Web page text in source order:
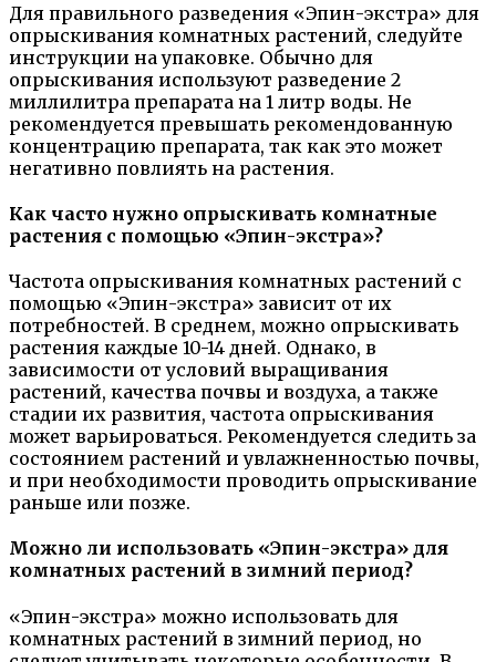
Для правильного разведения «Эпин-экстра» для
опрыскивания комнатных растений, следуйте
инструкции на упаковке. Обычно для
опрыскивания используют разведение 2
миллилитра препарата на 1 литр воды. Не
рекомендуется превышать рекомендованную
концентрацию препарата, так как это может
негативно повлиять на растения.
Как часто нужно опрыскивать комнатные
растения с помощью «Эпин-экстра»?
Частота опрыскивания комнатных растений с
помощью «Эпин-экстра» зависит от их
потребностей. В среднем, можно опрыскивать
растения каждые 10-14 дней. Однако, в
зависимости от условий выращивания
растений, качества почвы и воздуха, а также
стадии их развития, частота опрыскивания
может варьироваться. Рекомендуется следить за
состоянием растений и увлажненностью почвы,
и при необходимости проводить опрыскивание
раньше или позже.
Можно ли использовать «Эпин-экстра» для
комнатных растений в зимний период?
«Эпин-экстра» можно использовать для
комнатных растений в зимний период, но